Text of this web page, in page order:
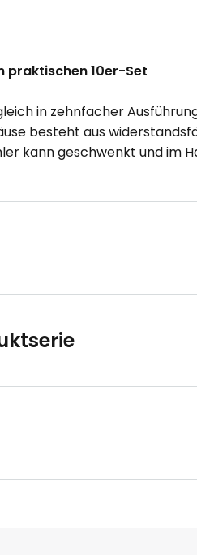
praktischen 10er-Set
in zehnfacher
besteht aus
kann geschwenkt und im